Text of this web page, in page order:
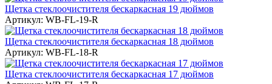
Щетка стеклоочистителя бескаркасная 19 дюймов
Артикул: WB-FL-19-R
Щетка стеклоочистителя бескаркасная 18 дюймов
Артикул: WB-FL-18-R
Щетка стеклоочистителя бескаркасная 17 дюймов